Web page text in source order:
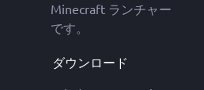
Minecraft ランチャー
です。
ダウンロード